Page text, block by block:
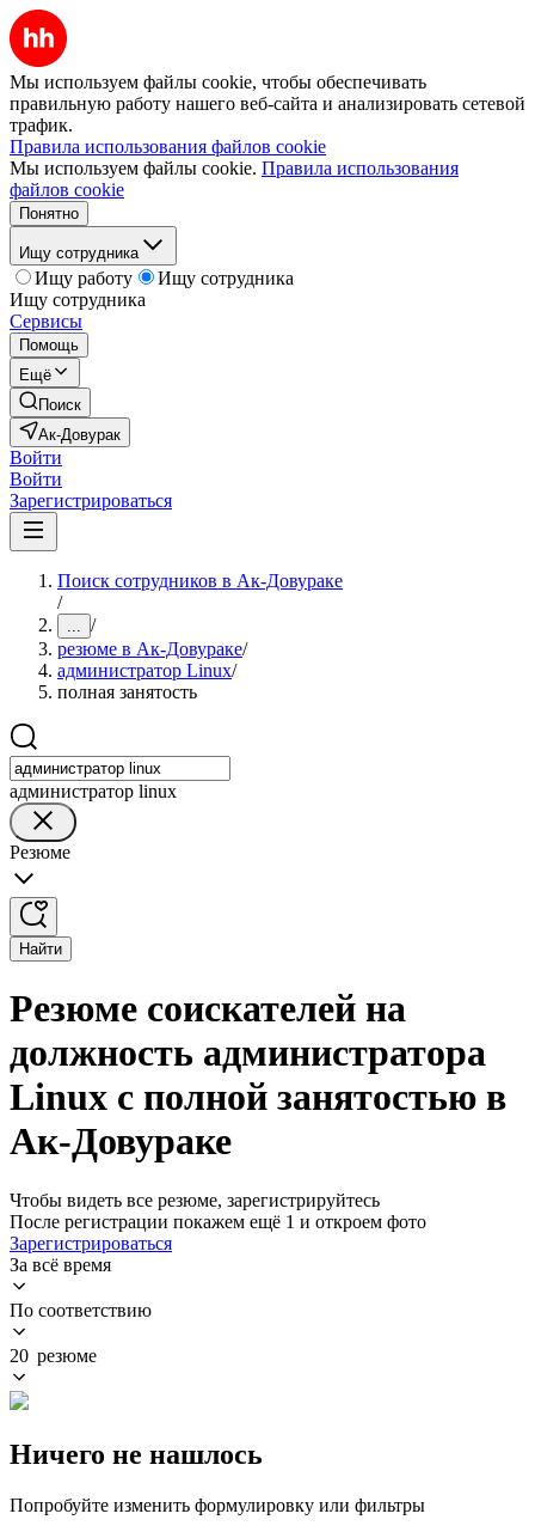
Мы используем файлы cookie, чтобы обеспечивать
правильную работу нашего веб-сайта и анализировать сетевой
трафик.
Правила использования файлов cookie
Мы используем файлы cookie. Правила использования
файлов cookie
Понятно
Ищу сотрудника
Ищу работу
Ищу сотрудника
Ищу сотрудника
Сервисы
Помощь
Ещё
Поиск
Ак-Довурак
Войти
Войти
Зарегистрироваться
Поиск сотрудников в Ак-Довураке
/
... /
резюме в Ак-Довураке/
администратор Linux/
полная занятость
администратор linux
Резюме
Найти
Резюме соискателей на
должность администратора
Linux с полной занятостью в
Ак-Довураке
Чтобы видеть все резюме, зарегистрируйтесь
После регистрации покажем ещё 1 и откроем фото
Зарегистрироваться
За всё время
По соответствию
20 резюме
Ничего не нашлось
Попробуйте изменить формулировку или фильтры